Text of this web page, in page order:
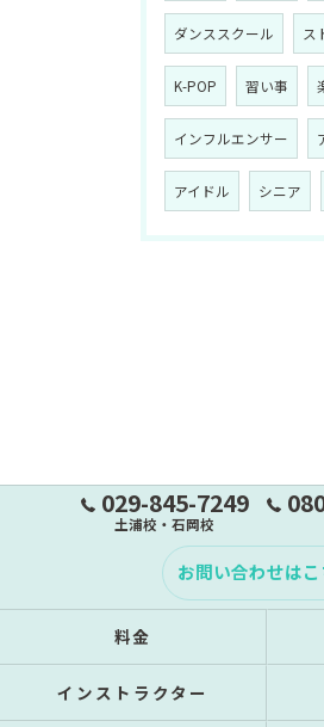
ダンススクール ス
K-POP 習い事
インフルエンサー
アイドル シニア
029-845-7249
土浦校・石岡校
お問い合わせはこ
料金
インストラクター